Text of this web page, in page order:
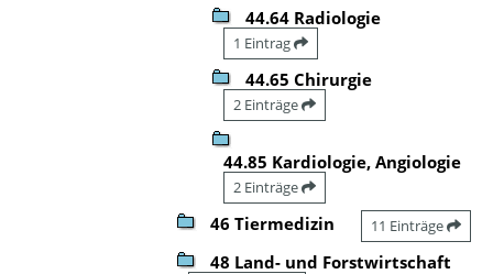
44.64 Radiologie
1 Eintrag
44.65 Chirurgie
2 Einträge
44.85 Kardiologie, Angiologie
2 Einträge
46 Tiermedizin 11 Einträge
48 Land- und Forstwirtschaft